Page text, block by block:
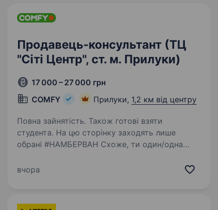
Продавець-консультант (ТЦ
"Сіті Центр", ст. м. Прилуки)
17 000 – 27 000 грн
COMFY
Прилуки, 1,2 км від центру
Повна зайнятість. Також готові взяти
студента. На цю сторінку заходять лише
обрані #НАМБЕРВАН Схоже, ти один/одна
новинок в домашніх гаджетах та сервісах
вчора